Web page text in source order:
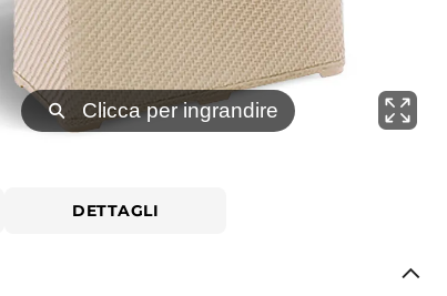
⚲ Clicca per ingrandire
DETTAGLI